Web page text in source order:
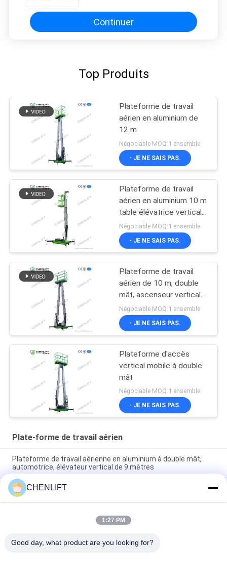
Continuer
Top Produits
Plateforme de travail
aérien en aluminium de
12 m
Négociable MOQ:1 ensemble
- JE NE SAIS PAS.
Plateforme de travail
aérien en aluminium 10 m
table élévatrice verticale
à mât unique
Négociable MOQ:1 ensemble
- JE NE SAIS PAS.
Plateforme de travail
aérien de 10 m, double
mât, ascenseur vertical
avec plateforme
d'extension
Négociable MOQ:1 ensemble
- JE NE SAIS PAS.
Plateforme d'accès
vertical mobile à double
mât
Négociable MOQ:1 ensemble
- JE NE SAIS PAS.
Plate-forme de travail aérien
Plateforme de travail aérienne en aluminium à double mât,
automotrice, élévateur vertical de 9 mètres
Plateforme de travail aérienne de 10 mètres de hauteur, à
double mât, table élévatrice hydraulique verticale
Plateforme de travail aérien en aluminium avec hauteur de
levage de 14 m, hauteur de plateforme quadruple mât de 300
CHENLIFT
1:27 PM
Good day, what product are you looking for?